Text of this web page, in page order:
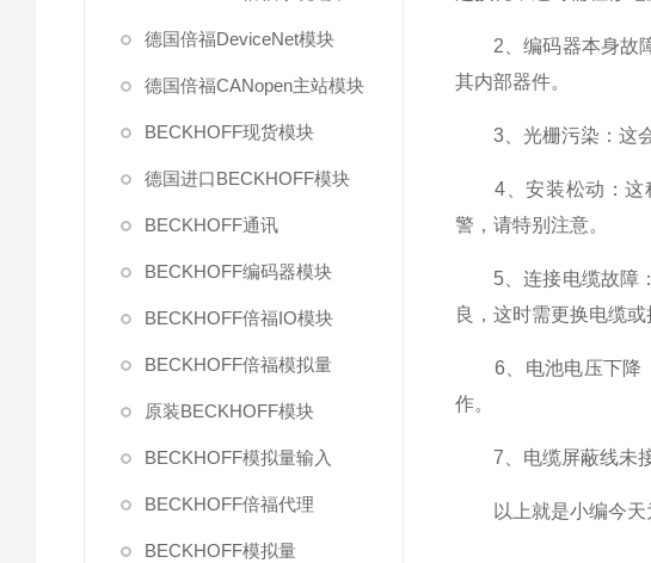
德国倍福DeviceNet模块
德国倍福CANopen主站模块
BECKHOFF现货模块
德国进口BECKHOFF模块
BECKHOFF通讯
BECKHOFF编码器模块
BECKHOFF倍福IO模块
BECKHOFF倍福模拟量
原装BECKHOFF模块
BECKHOFF模拟量输入
BECKHOFF倍福代理
BECKHOFF模拟量
2、编码器本身故障
其内部器件。
3、光栅污染：这会
4、安装松动：这种
警，请特别注意。
5、连接电缆故障：
良，这时需更换电缆
6、电池电压下降：
作。
7、电缆屏蔽线未接
以上就是小编今天为